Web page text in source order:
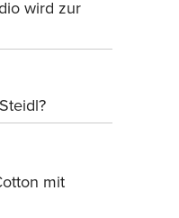
wird zur
mit